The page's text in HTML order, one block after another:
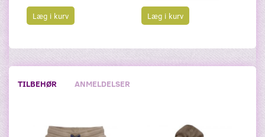
Læg i kurv Læg i kurv
TILBEHØR ANMELDELSER